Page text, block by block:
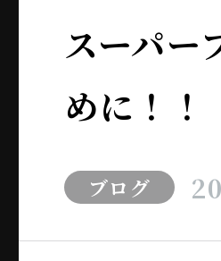
スーパー
めに！！
ブログ